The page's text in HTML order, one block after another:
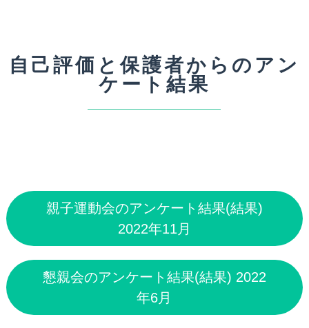
自己評価と保護者からのアン
ケート結果
親子運動会のアンケート結果(結果)
2022年11月
懇親会のアンケート結果(結果) 2022
年6月